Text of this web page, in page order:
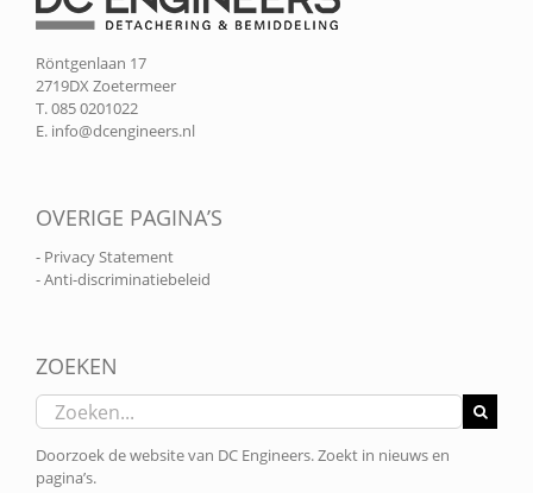
Röntgenlaan 17
2719DX Zoetermeer
T. 085 0201022
E. info@dcengineers.nl
OVERIGE PAGINA’S
- Privacy Statement
- Anti-discriminatiebeleid
ZOEKEN
Zoeken
naar:
Doorzoek de website van DC Engineers. Zoekt in nieuws en
pagina’s.